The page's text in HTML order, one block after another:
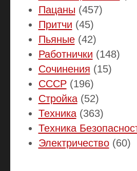
Пацаны (457)
Притчи (45)
Пьяные(42)
Работнички (148)
Сочинения (15)
СССР(196)
Стройка(52)
Техника(363)
Техника
Электричество(60)